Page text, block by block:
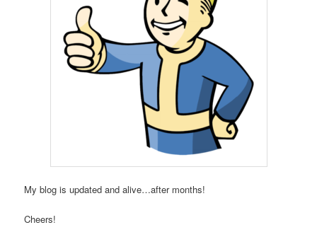
My blog is updated and alive…after months!
Cheers!